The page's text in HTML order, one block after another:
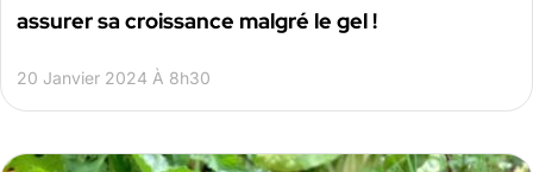
assurer sa croissance malgré le gel !
20 Janvier 2024 À 8h30